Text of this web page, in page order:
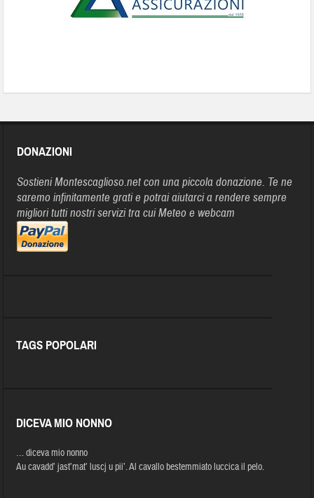
DONAZIONI
Sostieni Montescaglioso.net con una piccola donazione. Te ne
saremo infinitamente grati e potrai aiutarci a rendere sempre
migliori tutti nostri servizi tra cui Meteo e webcam
TAGS POPOLARI
DICEVA MIO NONNO
… diceva mio nonno
Au cavadd’ jast’mat’ luscj u pii’. Al cavallo bestemmiato luccica il pelo.